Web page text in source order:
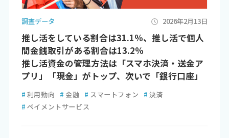
調査データ 2026年2月13日
推し活をしている割合は31.1％、推し活で個人
間金銭取引がある割合は13.2％
推し活資金の管理方法は「スマホ決済・送金ア
プリ」「現金」がトップ、次いで「銀行口座」
# 利用動向 # 金融 # スマートフォン # 決済
# ペイメントサービス